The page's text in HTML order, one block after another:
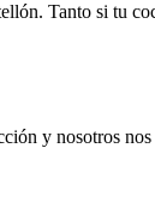
Tanto si tu
y nosotros nos